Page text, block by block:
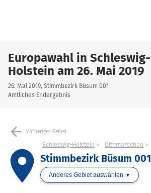
Europawahl in Schleswig-
Holstein am 26. Mai 2019
26. Mai 2019, Stimmbezirk Büsum 001
Amtliches Endergebnis
arrow_back Vorheriges Gebiet
place
Schleswig-Holstein Dithmarschen
Stimmbezirk Büsum 001
Anderes Gebiet auswählen